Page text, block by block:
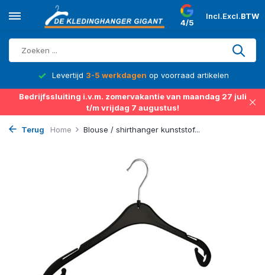
4/5
Incl.Excl.BTW
Levertijd 3-5 werkdagen op voorraad artikelen
Bedrijfssluiting i.v.m. zomervakantie van maandag 27 juli
t/m vrijdag 7 augustus!
Terug Home Blouse / shirthanger kunststof...